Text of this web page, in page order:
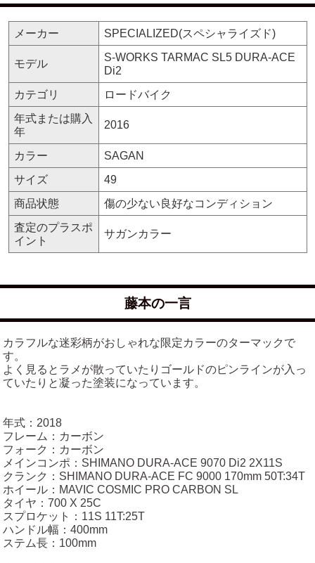
メーカー SPECIALIZED(スペシャライズド)
モデル
S-WORKS TARMAC SL5 DURA-ACE
Di2
カテゴリ
ロードバイク
年式または購入
年
2016
カラー
SAGAN
サイズ
49
商品状態
傷の少ない良好なコンディション
査定のプラスポ
イント
サガンカラー
藤本の一言
カラフルな迷彩柄がおしゃれな限定カラーのターマックで
す。
よく見るとラメが散っていたりゴールドのピンラインが入っ
ていたりと凝った塗装になっています。
年式：2018
フレーム：カーボン
フォーク：カーボン
メインコンポ：SHIMANO DURA-ACE 9070 Di2 2X11S
クランク：SHIMANO DURA-ACE FC 9000 170mm 50T:34T
ホイール：MAVIC COSMIC PRO CARBON SL
タイヤ：700 X 25C
スプロケット：11S 11T:25T
ハンドル幅：400mm
ステム長：100mm